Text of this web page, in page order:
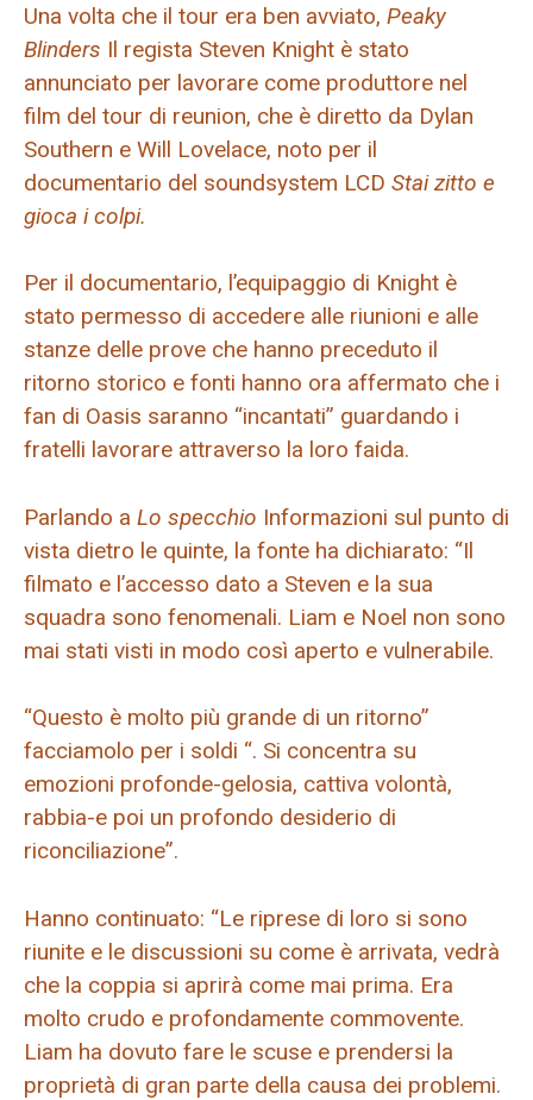
Una volta che il tour era ben avviato, Peaky
Blinders Il regista Steven Knight è stato
annunciato per lavorare come produttore nel
film del tour di reunion, che è diretto da Dylan
Southern e Will Lovelace, noto per il
documentario del soundsystem LCD Stai zitto e
gioca i colpi.
Per il documentario, l’equipaggio di Knight è
stato permesso di accedere alle riunioni e alle
stanze delle prove che hanno preceduto il
ritorno storico e fonti hanno ora affermato che i
fan di Oasis saranno “incantati” guardando i
fratelli lavorare attraverso la loro faida.
Parlando a Lo specchio Informazioni sul punto di
vista dietro le quinte, la fonte ha dichiarato: “Il
filmato e l’accesso dato a Steven e la sua
squadra sono fenomenali. Liam e Noel non sono
mai stati visti in modo così aperto e vulnerabile.
“Questo è molto più grande di un ritorno”
facciamolo per i soldi “. Si concentra su
emozioni profonde-gelosia, cattiva volontà,
rabbia-e poi un profondo desiderio di
riconciliazione”.
Hanno continuato: “Le riprese di loro si sono
riunite e le discussioni su come è arrivata, vedrà
che la coppia si aprirà come mai prima. Era
molto crudo e profondamente commovente.
Liam ha dovuto fare le scuse e prendersi la
proprietà di gran parte della causa dei problemi.